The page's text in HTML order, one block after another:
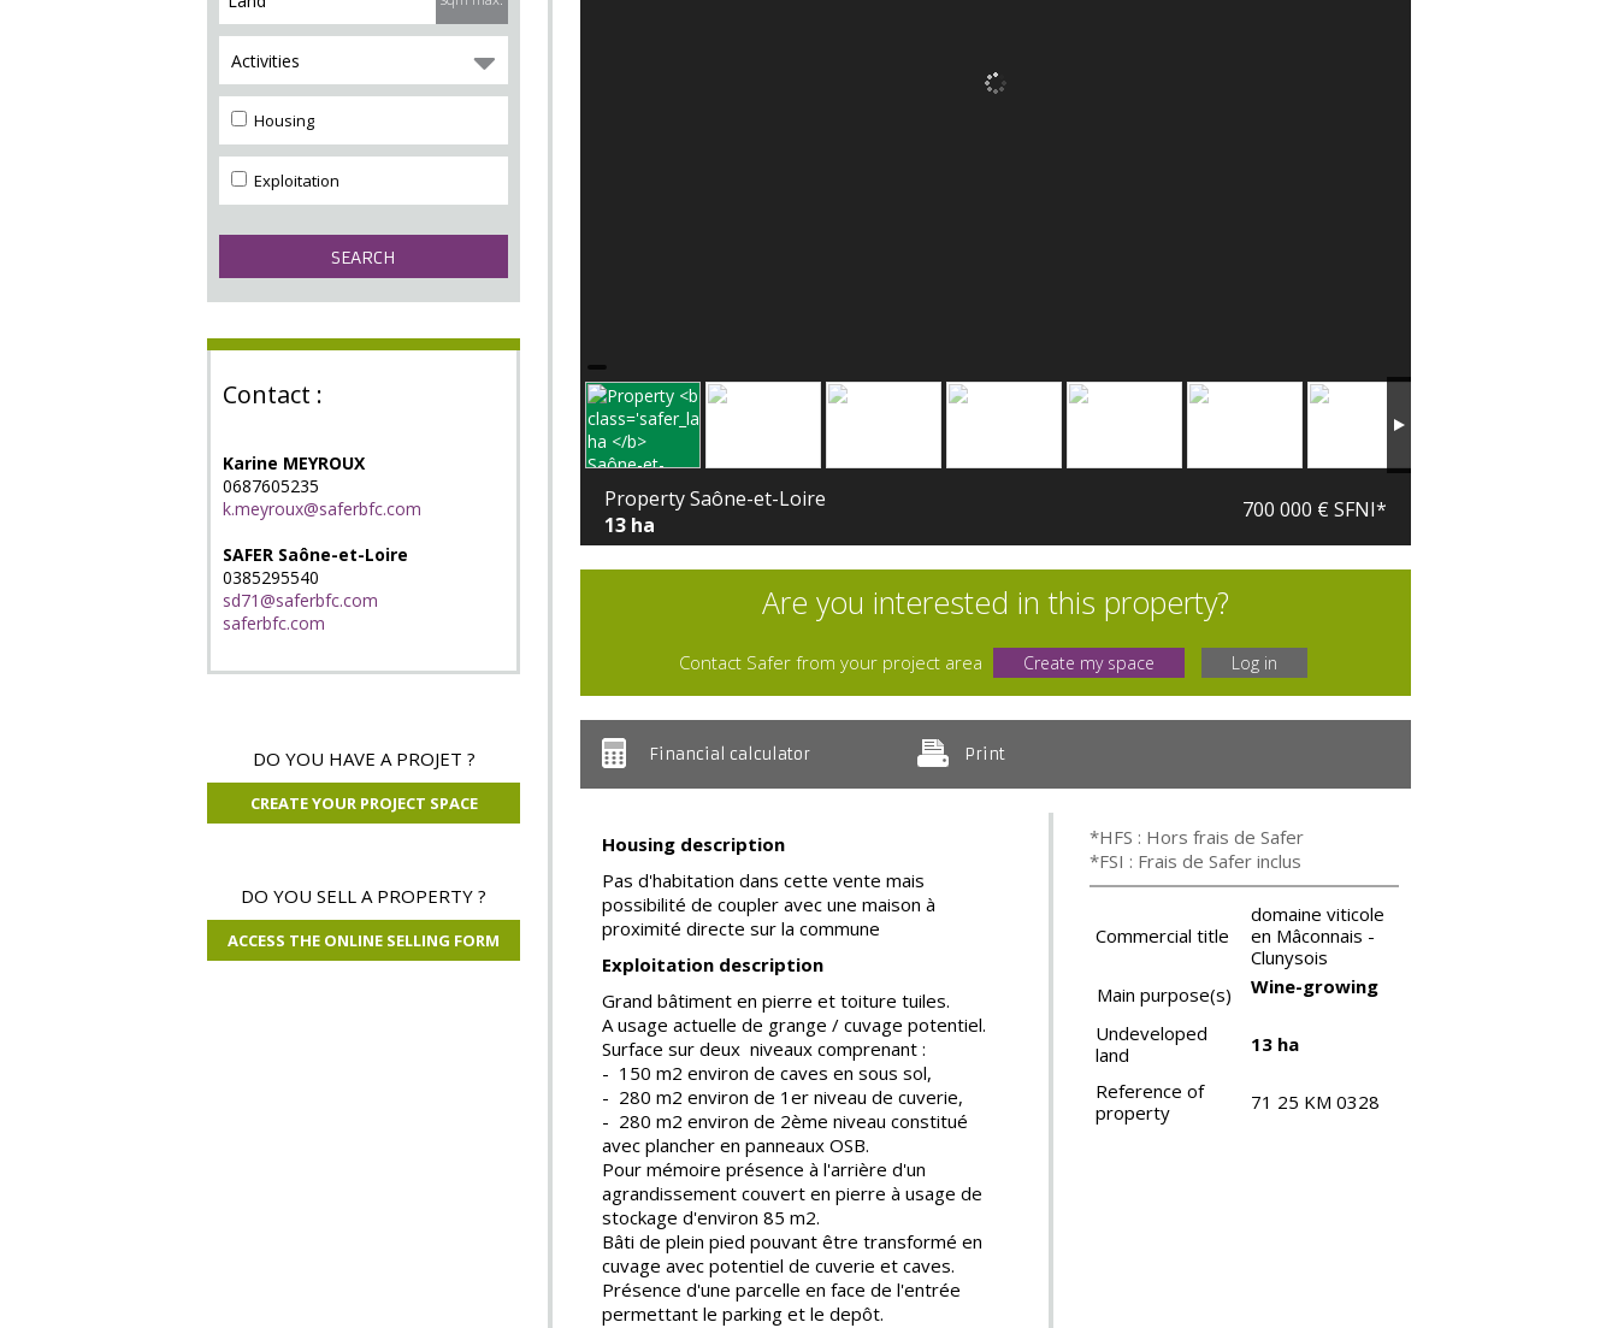
Activities
Housing
Exploitation
Contact :
Karine MEYROUX
0687605235
k.meyroux@saferbfc.com
SAFER Saône-et-Loire
0385295540
sd71@saferbfc.com
saferbfc.com
DO YOU HAVE A PROJET ?
CREATE YOUR PROJECT SPACE
DO YOU SELL A PROPERTY ?
ACCESS THE ONLINE SELLING FORM
Property Saône-et-Loire
13 ha
700 000 € SFNI*
Are you interested in this property?
Contact Safer from your project area Create my space Log in
Financial calculator Print
Housing description
Pas d'habitation dans cette vente mais
possibilité de coupler avec une maison à
proximité directe sur la commune
Exploitation description
Grand bâtiment en pierre et toiture tuiles.
A usage actuelle de grange / cuvage potentiel.
Surface sur deux niveaux comprenant :
- 150 m2 environ de caves en sous sol,
- 280 m2 environ de 1er niveau de cuverie,
- 280 m2 environ de 2ème niveau constitué
avec plancher en panneaux OSB.
Pour mémoire présence à l'arrière d'un
agrandissement couvert en pierre à usage de
stockage d'environ 85 m2.
Bâti de plein pied pouvant être transformé en
cuvage avec potentiel de cuverie et caves.
Présence d'une parcelle en face de l'entrée
permettant le parking et le depôt.
*HFS : Hors frais de Safer
*FSI : Frais de Safer inclus
Commercial title
domaine viticole
en Mâconnais -
Clunysois
Main purpose(s)
Wine-growing
Undeveloped
land
13 ha
Reference of
property
71 25 KM 0328